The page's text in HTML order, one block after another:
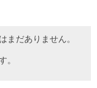
まだありません。
。